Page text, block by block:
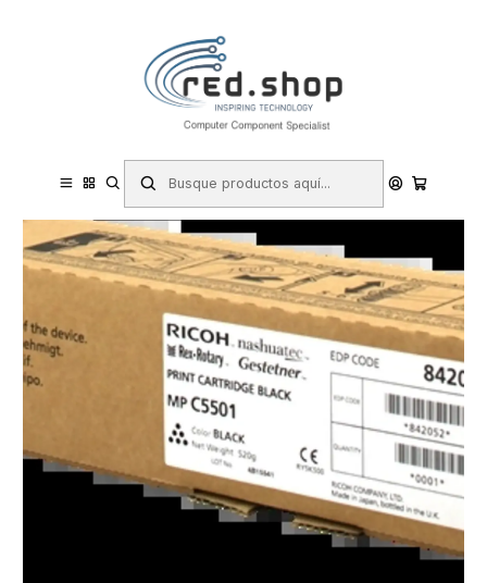
Haga Click Aqui
Consumibles. Ricoh Toner (Laser)
Ricoh Aficio MP-C4501/MP-C5501 Negro Cartucho de Toner Original
- 842052/841583/841456